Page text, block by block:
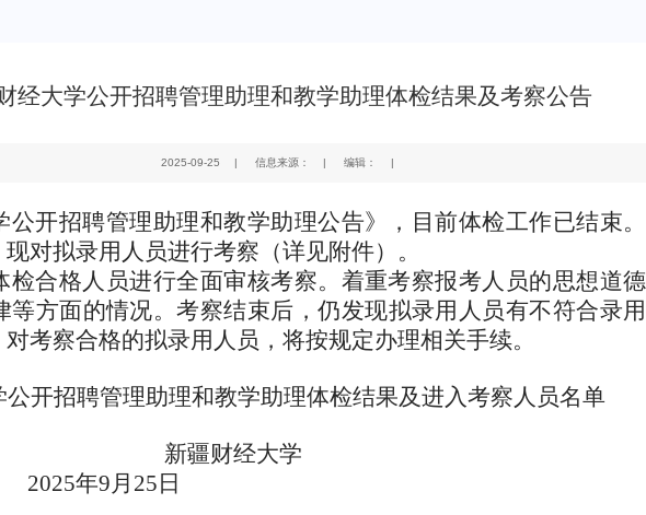
经大学公开招聘管理助理和教学助理体检结果及考察公告
2025-09-25 | 信息来源： | 编辑： |
公开招聘管理助理和教学助理公告》，目前体检工作已结束
对拟录用人员进行考察 （详见附件） 。
检合格人员进行全面审核考察。着重考察报考人员的思想道
等方面的情况。考察结束后，仍发现拟录用人员有不符合录
考察合格的拟录用人员，将按规定办理相关手续。
公开招聘管理助理和教学助理体检结果及进入考察人员名单
新疆财经大学
25年9 月 25 日